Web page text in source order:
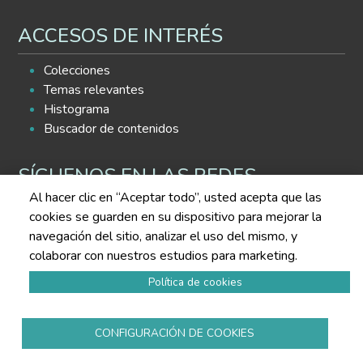
ACCESOS DE INTERÉS
Colecciones
Temas relevantes
Histograma
Buscador de contenidos
SÍGUENOS EN LAS REDES
Política de privacidad
Política de cookies
Todos los derechos reservadoswww.copmadrid.org
Al hacer clic en “Aceptar todo”, usted acepta que las
cookies se guarden en su dispositivo para mejorar la
navegación del sitio, analizar el uso del mismo, y
colaborar con nuestros estudios para marketing.
Política de cookies
CONFIGURACIÓN DE COOKIES